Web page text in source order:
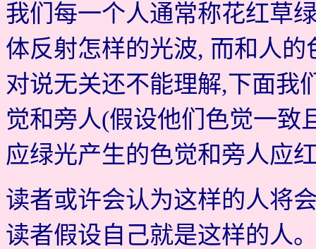
我们每一个人通常称花红草
体反射怎样的光波, 而和人
对说无关还不能理解,下面我
觉和旁人(假设他们色觉一致
应绿光产生的色觉和旁人应
读者或许会认为这样的人将
读者假设自己就是这样的人